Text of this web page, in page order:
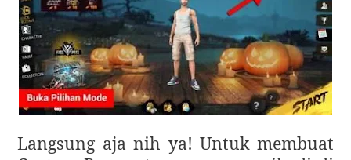
Langsung aja nih ya! Untuk membuat